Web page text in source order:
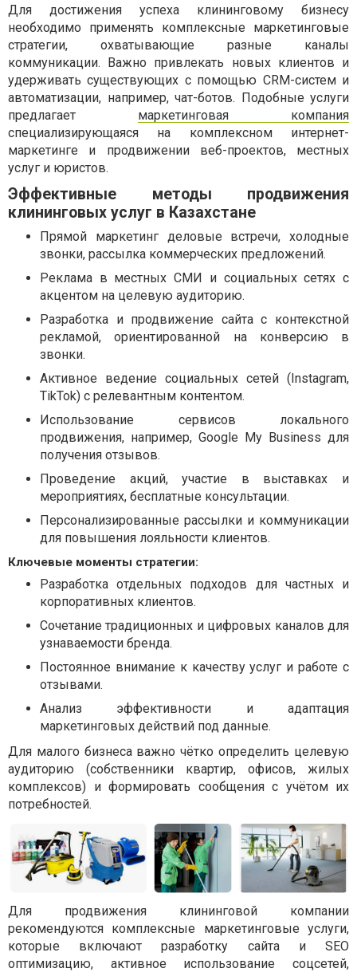
Для достижения успеха клининговому бизнесу
необходимо применять комплексные маркетинговые
стратегии, охватывающие разные каналы
коммуникации. Важно привлекать новых клиентов и
удерживать существующих с помощью CRM-систем и
автоматизации, например, чат-ботов. Подобные услуги
предлагает маркетинговая компания
специализирующаяся на комплексном интернет-
маркетинге и продвижении веб-проектов, местных
услуг и юристов.
Эффективные методы продвижения
клининговых услуг в Казахстане
Прямой маркетинг деловые встречи, холодные
звонки, рассылка коммерческих предложений.
Реклама в местных СМИ и социальных сетях с
акцентом на целевую аудиторию.
Разработка и продвижение сайта с контекстной
рекламой, ориентированной на конверсию в
звонки.
Активное ведение социальных сетей (Instagram,
TikTok) с релевантным контентом.
Использование сервисов локального
продвижения, например, Google My Business для
получения отзывов.
Проведение акций, участие в выставках и
мероприятиях, бесплатные консультации.
Персонализированные рассылки и коммуникации
для повышения лояльности клиентов.
Ключевые моменты стратегии:
Разработка отдельных подходов для частных и
корпоративных клиентов.
Сочетание традиционных и цифровых каналов для
узнаваемости бренда.
Постоянное внимание к качеству услуг и работе с
отзывами.
Анализ эффективности и адаптация
маркетинговых действий под данные.
Для малого бизнеса важно чётко определить целевую
аудиторию (собственники квартир, офисов, жилых
комплексов) и формировать сообщения с учётом их
потребностей.
Для продвижения клининговой компании
рекомендуются комплексные маркетинговые услуги,
которые включают разработку сайта и SEO
оптимизацию, активное использование соцсетей,